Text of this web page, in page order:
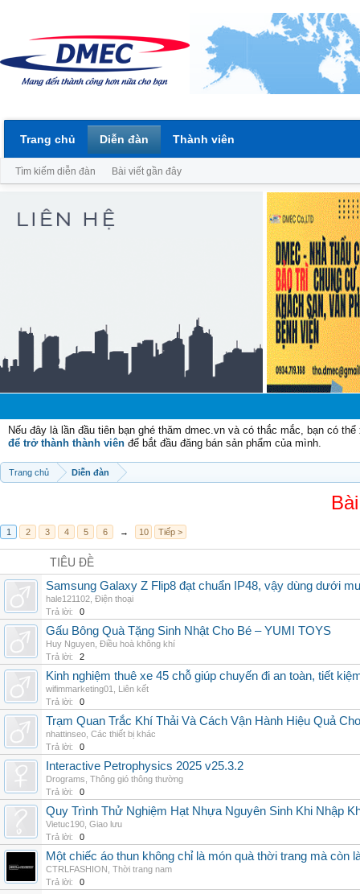
Nếu đây là lần đầu tiên bạn ghé thăm dmec.vn và có thắc mắc, bạn có
để trở thành thành viên để bắt đầu đăng bán sản phẩm của mình.
Trang chủ Diễn đàn
1 2 3 4 5 6 → 10 Tiếp >
TIÊU ĐỀ
Samsung Galaxy Z Flip8 đạt chuẩn IP48, vậy dùng dưới
hale121102 Điện thoại
Trả lời:
0
Gấu Bông Quà Tặng Sinh Nhật Cho Bé – YUMI TOYS
Huy Nguyen Điều hoà không khí
Trả lời:
2
Kinh nghiệm thuê xe 45 chỗ giúp chuyến đi an toàn, tiết
wifimmarketing01
Liên kết
Trả lời:
0
Trạm Quan Trắc Khí Thải Và Cách Vận Hành Hiệu Quả
nhattinseo Các thiết bị khác
Trả lời:
0
Interactive Petrophysics 2025 v25.3.2
Drograms Thông gió thông thường
Trả lời:
0
Quy Trình Thử Nghiệm Hạt Nhựa Nguyên Sinh Khi Nhập
Vietuc190 Giao lưu
Trả lời:
0
Một chiếc áo thun không chỉ là món quà thời trang mà
CTRLFASHION Thời trang nam
Trả lời:
0
Trang chủ Diễn đàn
Tìm kiếm diễn đàn Bài viết gần đây
Thành viên